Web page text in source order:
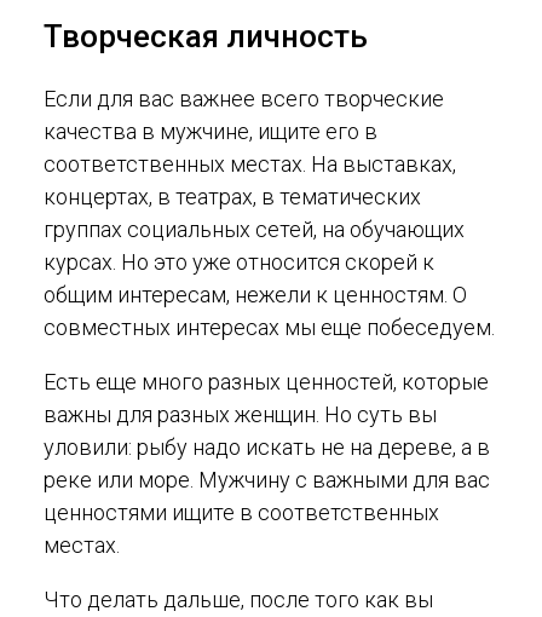
Творческая личность
Если для вас важнее всего творческие
качества в мужчине, ищите его в
соответственных местах. На выставках,
концертах, в театрах, в тематических
группах социальных сетей, на обучающих
курсах. Но это уже относится скорей к
общим интересам, нежели к ценностям. О
совместных интересах мы еще побеседуем.
Есть еще много разных ценностей, которые
важны для разных женщин. Но суть вы
уловили: рыбу надо искать не на дереве, а в
реке или море. Мужчину с важными для вас
ценностями ищите в соответственных
местах.
Что делать дальше, после того как вы